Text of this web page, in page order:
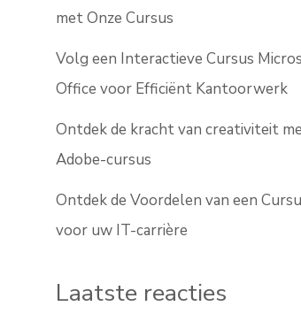
met Onze Cursus
Volg een Interactieve Cursus
Office voor Efficiënt Kantoorwerk
Ontdek de kracht van creativiteit
Adobe-cursus
Ontdek de Voordelen van een
voor uw IT-carrière
Laatste reacties